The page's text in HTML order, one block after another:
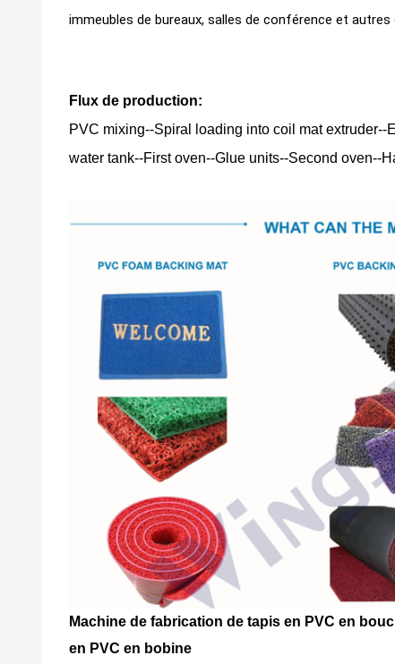
immeubles de bureaux, salles de conférence et autres
Flux de production:
PVC mixing--Spiral loading into coil mat
water tank--First oven--Glue units--Second oven--
Machine de fabrication de tapis en PVC en
en PVC en bobine